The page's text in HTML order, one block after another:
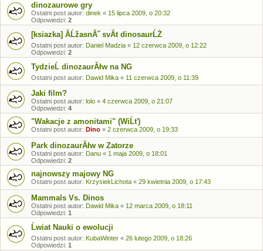
dinozaurowe gry
Ostatni post autor: dinek « 15 lipca 2009, o 20:32
Odpowiedzi: 2
[ksiazka] ĂĹžasnĂ˝ svÄt dinosaurĹŻ
Ostatni post autor: Daniel Madzia « 12 czerwca 2009, o 12:22
Odpowiedzi: 2
TydzieĹ dinozaurĂłw na NG
Ostatni post autor: Dawid Mika « 11 czerwca 2009, o 11:39
Jaki film?
Ostatni post autor: lolo « 4 czerwca 2009, o 21:07
Odpowiedzi: 4
"Wakacje z amonitami" (WiĹť)
Ostatni post autor: Dino « 2 czerwca 2009, o 19:33
Park dinozaurĂłw w Zatorze
Ostatni post autor: Danu « 1 maja 2009, o 18:01
Odpowiedzi: 2
najnowszy majowy NG
Ostatni post autor: KrzysiekLichota « 29 kwietnia 2009, o 17:43
Mammals Vs. Dinos
Ostatni post autor: Dawid Mika « 12 marca 2009, o 18:11
Odpowiedzi: 1
Ĺwiat Nauki o ewolucji
Ostatni post autor: KubaWinter « 26 lutego 2009, o 18:26
Odpowiedzi: 1